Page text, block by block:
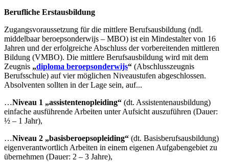
Berufliche Erstausbildung
Zugangsvoraussetzung für die mittlere Berufsausbildung (ndl.
middelbaar beroepsonderwijs – MBO) ist ein Mindestalter von 16
Jahren und der erfolgreiche Abschluss der vorbereitenden mittleren
Bildung (VMBO). Die mittlere Berufsausbildung wird mit dem
Zeugnis „diploma beroepsonderwijs“ (Abschlusszeugnis
Berufsschule) auf vier möglichen Niveaustufen abgeschlossen.
Absolventen sollten in der Lage sein, auf...
…Niveau 1 „assistentenopleiding“ (dt. Assistentenausbildung)
einfache ausführende Arbeiten unter Aufsicht auszuführen (Dauer:
½ – 1 Jahr),
…Niveau 2 „basisberoepsopleiding“ (dt. Basisberufsausbildung)
eigenverantwortlich Arbeiten in einem eigenen Aufgabengebiet zu
übernehmen (Dauer: 2 – 3 Jahre),